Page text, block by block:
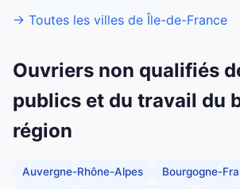
→ Toutes les villes de Île-de-France
Ouvriers non qualifiés
publics et du travail du
région
Auvergne-Rhône-Alpes Bourgogne-